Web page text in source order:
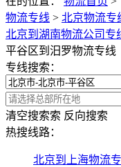
物流专线 > 北京物流专
北京到湖南物流公司专
平谷区到汨罗物流专线
专线搜索：
索 反向搜索
清空搜索
热搜线路：
北京到上海物流